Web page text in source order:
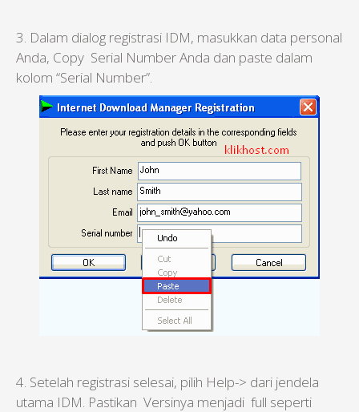
3. Dalam dialog registrasi IDM, masukkan data personal
Anda, Copy Serial Number Anda dan paste dalam
kolom “Serial Number”.
4. Setelah registrasi selesai, pilih Help-> dari jendela
utama IDM. Pastikan Versinya menjadi full seperti